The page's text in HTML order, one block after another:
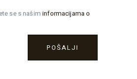
se s našiminformacijama o
POŠALJI